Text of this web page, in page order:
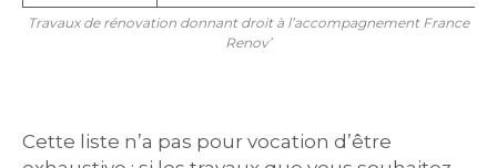
Travaux de rénovation donnant droit à l’accompagnement France
Renov’
Cette liste n’a pas pour vocation d’être